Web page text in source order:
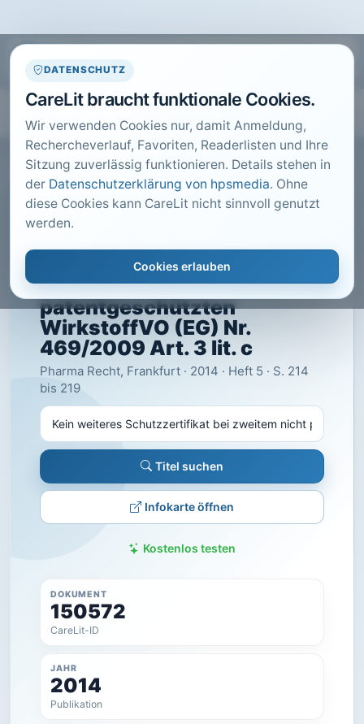
DATENSCHUTZ
CareLit braucht funktionale Cookies.
Wir verwenden Cookies nur, damit Anmeldung,
Rechercheverlauf, Favoriten, Readerlisten und Ihre
Sitzung zuverlässig funktionieren. Details stehen in
der Datenschutzerklärung von hpsmedia. Ohne
diese Cookies kann CareLit nicht sinnvoll genutzt
werden.
Cookies erlauben
CARELIT FACHARTIKEL
Kein weiteres
Schutzzertifikat bei
zweitem nicht
patentgeschützten
WirkstoffVO (EG) Nr.
469/2009 Art. 3 lit. c
Pharma Recht, Frankfurt · 2014 · Heft 5 · S. 214
bis 219
Titel suchen
Infokarte öffnen
Kostenlos testen
DOKUMENT
150572
CareLit-ID
JAHR
2014
Publikation